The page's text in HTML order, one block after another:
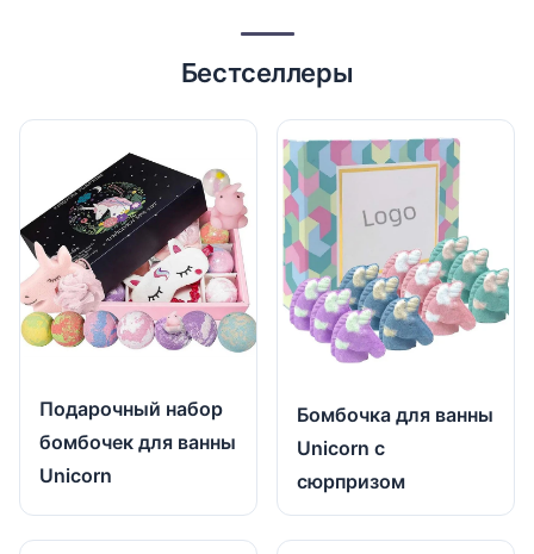
Бестселлеры
Подарочный набор
бомбочек для ванны
Unicorn
Бомбочка для ванны
Unicorn с
сюрпризом